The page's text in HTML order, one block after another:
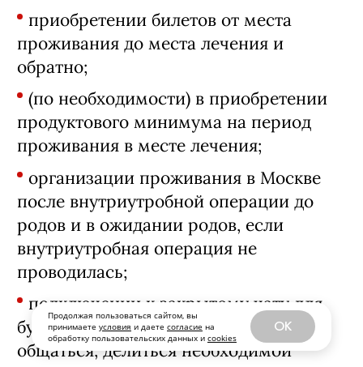
Продолжая пользоваться сайтом, вы
принимаете условия и даете согласие на
обработку пользовательских данных и cookies
OK
приобретении билетов от места
проживания до места лечения и
обратно;
(по необходимости) в приобретении
продуктового минимума на период
проживания в месте лечения;
организации проживания в Москве
после внутриутробной операции до
родов и в ожидании родов, если
внутриутробная операция не
проводилась;
подключении к закрытому чату для
будущих мам, где можно свободно
общаться, делиться необходимой